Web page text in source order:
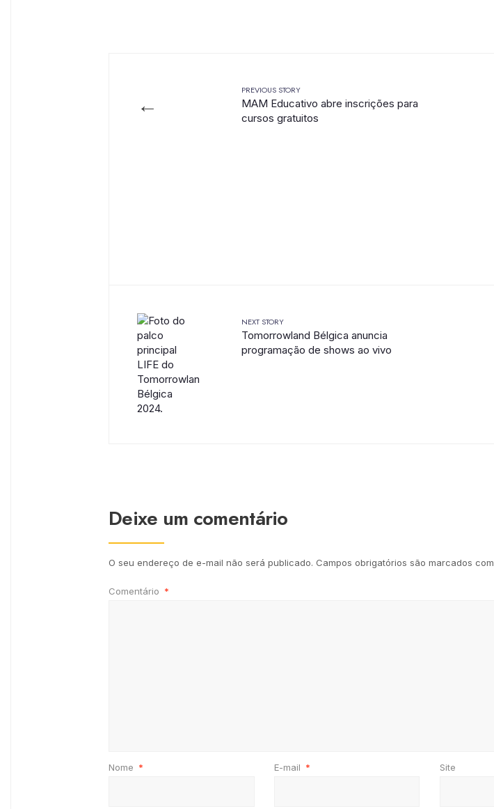
←
PREVIOUS STORY
MAM Educativo abre inscrições para
cursos gratuitos
NEXT STORY
Tomorrowland Bélgica anuncia
programação de shows ao vivo
Deixe um comentário
O seu endereço de e-mail não será publicado. Campos obrigatórios são marcados com
Comentário *
Nome * E-mail * Site